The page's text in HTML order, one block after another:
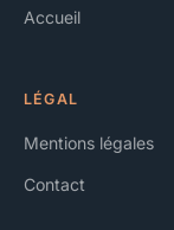
Accueil
LÉGAL
Mentions légales
Contact